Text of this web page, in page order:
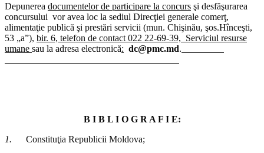
Depunerea documentelor de participare la concurs şi desfăşurarea
concursului vor avea loc la sediul Direcţiei generale comerţ,
alimentaţie publică şi prestări servicii (mun. Chişinău, şos.Hînceşti,
53 „a”), bir. 6, telefon de contact 022 22-69-39, Serviciul resurse
umane sau la adresa electronică: dc@pmc.md.
B I B L I O G R A F I E:
1. Constituţia Republicii Moldova;